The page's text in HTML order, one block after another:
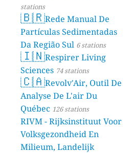
stations
🇧🇷Rede Manual De
Partículas Sedimentadas
Da Região Sul 6 stations
🇮🇳Respirer Living
Sciences 74 stations
🇨🇦Revolv'Air, Outil De
Analyse De L'air Du
Québec 126 stations
RIVM - Rijksinstituut Voor
Volksgezondheid En
Milieum, Landelijk